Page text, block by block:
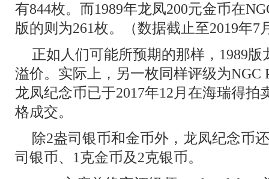
有844枚。而1989年龙凤200元金币在
版的则为261枚。（数据截止至2019年7
正如人们可能所预期的那样，1989
溢价。实际上，另一枚同样评级为NGC
龙凤纪念币已于2017年12月在海瑞得拍
格成交。
除2盎司银币和金币外，龙凤纪念币
司银币、1克金币及2克银币。